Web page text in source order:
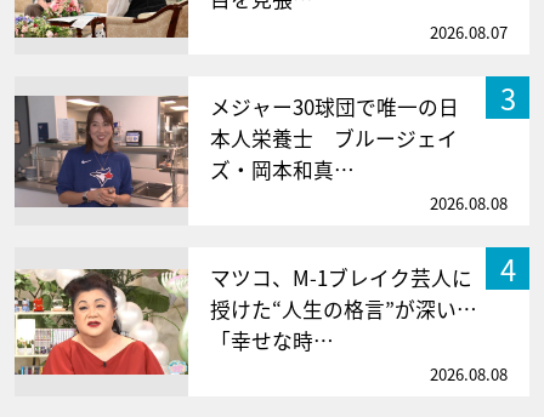
2026.08.07
3
メジャー30球団で唯一の日
本人栄養士 ブルージェイ
ズ・岡本和真…
2026.08.08
4
マツコ、M-1ブレイク芸人に
授けた“人生の格言”が深い…
「幸せな時…
2026.08.08